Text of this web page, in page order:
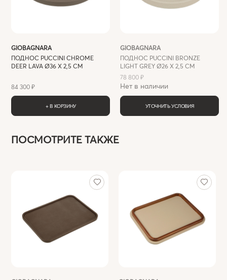
GIOBAGNARA
ПОДНОС PUCCINI CHROME
DEER LAVA Ø36 Х 2,5 СМ
84 300 ₽
+ В КОРЗИНУ
GIOBAGNARA
ПОДНОС PUCCINI BRONZE
LIGHT GREY Ø26 Х 2,5 СМ
78 800 ₽
Нет в наличии
УТОЧНИТЬ УСЛОВИЯ
ПОСМОТРИТЕ ТАКЖЕ